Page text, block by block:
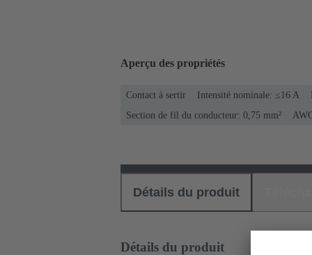
Aperçu des propriétés
Contact à sertir Intensité nominale: ≤16 A
Section de fil du conducteur: 0,75 mm²
Détails du produit
Détails du produit